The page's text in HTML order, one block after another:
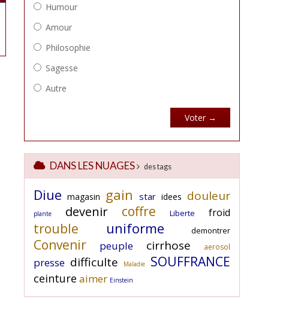
DANS LES NUAGES des tags
Diue magasin gain star idees douleur
plante devenir coffre Liberte froid
trouble uniforme demontrer
Convenir peuple cirrhose aerosol
presse difficulte Maladie SOUFFRANCE
ceinture aimer Einstein